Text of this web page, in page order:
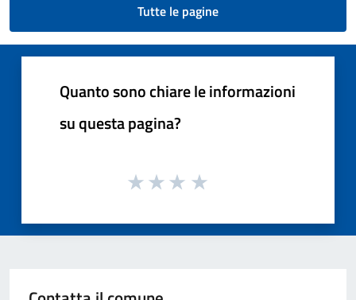
Tutte le pagine
Quanto sono chiare le informazioni
su questa pagina?